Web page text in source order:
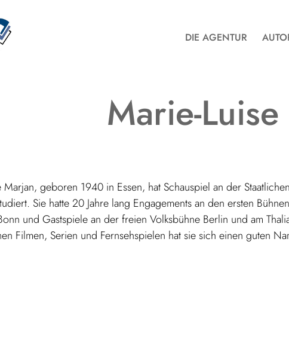
DIE AGENTUR
Marie-
Marjan, geboren 1940 in Essen, hat Schauspiel an der
Sie hatte 20 Jahre lang Engagements an den ersten
und Gastspiele an der freien Volksbühne Berlin und am
Filmen, Serien und Fernsehspielen hat sie sich einen guten